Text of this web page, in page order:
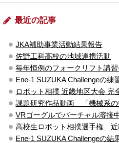
最近の記事
JKA補助事業活動結果報告
佐野工科高校の地域連携活動
毎年恒例のフォークリフト講習
Ene-1 SUZUKA Challengeの練
ロボット相撲 近畿地区大会 完
課題研究作品動画 「機械系の
VRゴーグルでバーチャル溶接
高校生ロボット相撲選手権 近
Ene-1 SUZUKA Challengeの結